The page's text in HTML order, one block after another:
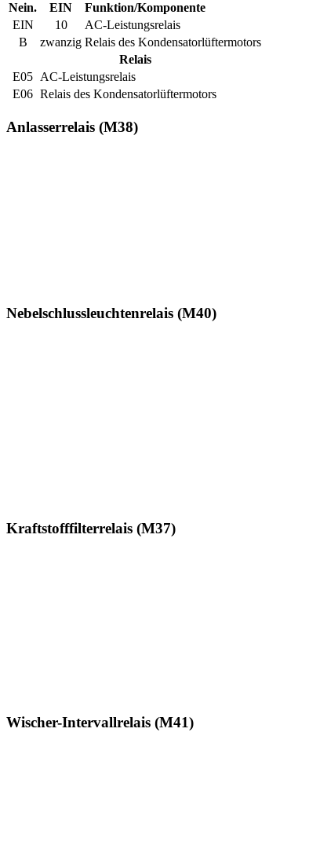
Nein. EIN
Funktion/Komponente
EIN
10
AC-Leistungsrelais
B
zwanzig Relais des Kondensatorlüftermotors
Relais
E05 AC-Leistungsrelais
E06 Relais des Kondensatorlüftermotors
Anlasserrelais (M38)
Nebelschlussleuchtenrelais (M40)
Kraftstofffilterrelais (M37)
Wischer-Intervallrelais (M41)